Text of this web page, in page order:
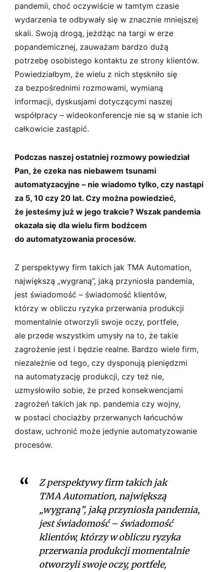
pandemii, choć oczywiście w tamtym czasie
wydarzenia te odbywały się w znacznie mniejszej
skali. Swoją drogą, jeżdżąc na targi w erze
popandemicznej, zauważam bardzo dużą
potrzebę osobistego kontaktu ze strony klientów.
Powiedziałbym, że wielu z nich stęskniło się
za bezpośrednimi rozmowami, wymianą
informacji, dyskusjami dotyczącymi naszej
współpracy – wideokonferencje nie są w stanie ich
całkowicie zastąpić.
Podczas naszej ostatniej rozmowy powiedział
Pan, że czeka nas niebawem tsunami
automatyzacyjne – nie wiadomo tylko, czy nastąpi
za 5, 10 czy 20 lat. Czy można powiedzieć,
że jesteśmy już w jego trakcie? Wszak pandemia
okazała się dla wielu firm bodźcem
do automatyzowania procesów.
Z perspektywy firm takich jak TMA Automation,
największą „wygraną”, jaką przyniosła pandemia,
jest świadomość – świadomość klientów,
którzy w obliczu ryzyka przerwania produkcji
momentalnie otworzyli swoje oczy, portfele,
ale przede wszystkim umysły na to, że takie
zagrożenie jest i będzie realne. Bardzo wiele firm,
niezależnie od tego, czy dysponują pieniędzmi
na automatyzację produkcji, czy też nie,
uzmysłowiło sobie, że przed konsekwencjami
zagrożeń takich jak np. pandemia czy wojny,
w postaci chociażby przerwanych łańcuchów
dostaw, uchronić może jedynie automatyzowanie
procesów.
Z perspektywy firm takich jak
TMA Automation, największą
„wygraną”, jaką przyniosła pandemia,
jest świadomość – świadomość
klientów, którzy w obliczu ryzyka
przerwania produkcji momentalnie
otworzyli swoje oczy, portfele,